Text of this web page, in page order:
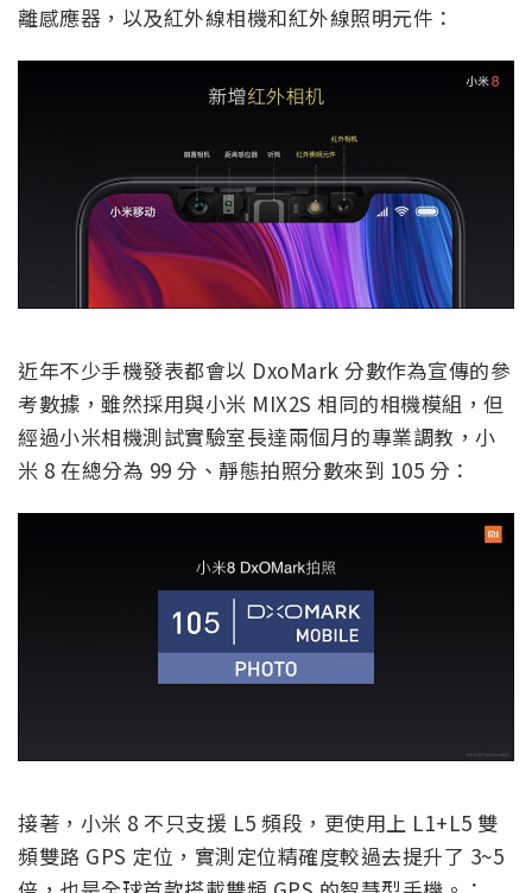
離感應器，以及紅外線相機和紅外線照明元件：
近年不少手機發表都會以 DxoMark 分數作為宣傳的參
考數據，雖然採用與小米 MIX2S 相同的相機模組，但
經過小米相機測試實驗室長達兩個月的專業調教，小
米 8 在總分為 99 分、靜態拍照分數來到 105 分：
接著，小米 8 不只支援 L5 頻段，更使用上 L1+L5 雙
頻雙路 GPS 定位，實測定位精確度較過去提升了 3~5